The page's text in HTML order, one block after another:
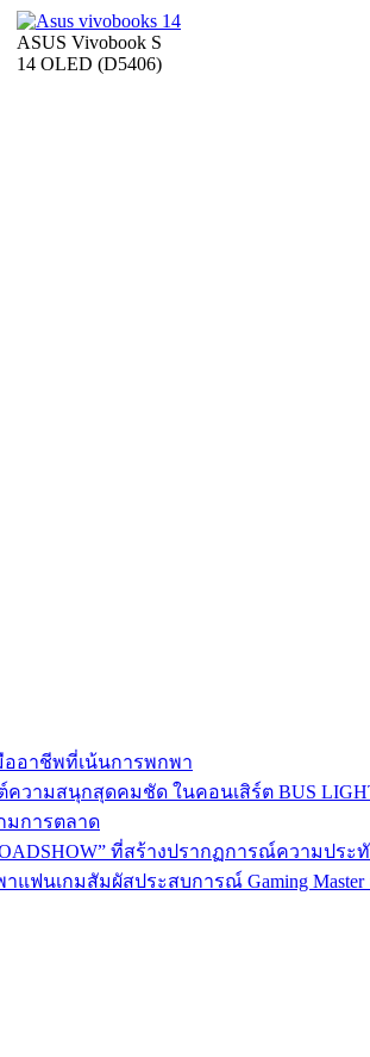
ASUS Vivobook S
14 OLED (D5406)
มืออาชีพที่เน้นการพกพา
วามสนุกสุดคมชัด ในคอนเสิร์ต BUS
มการตลาด
ที่สร้างปรากฏการณ์ความปร
แฟนเกมสัมผัสประสบการณ์ Gaming